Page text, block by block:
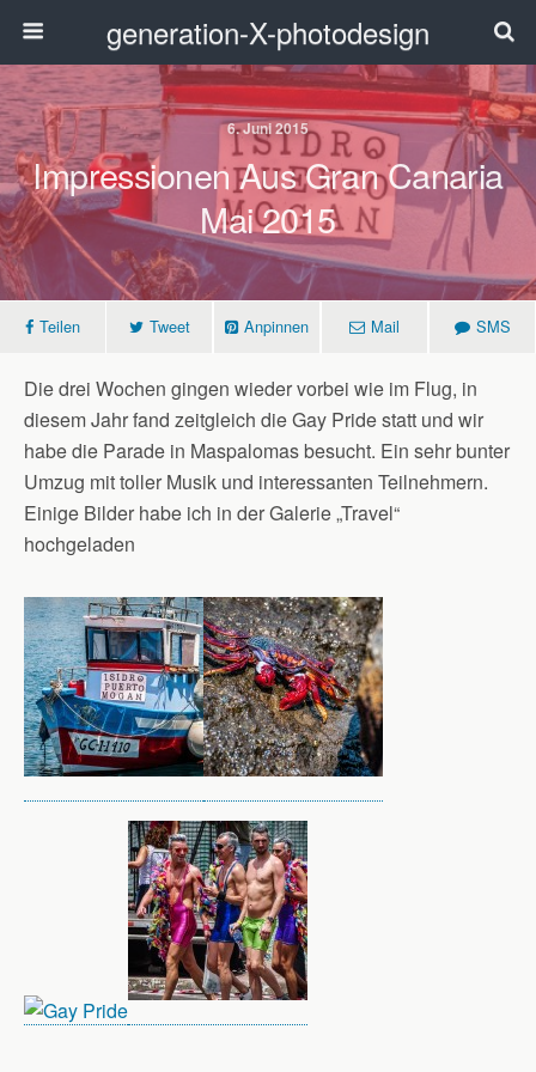
generation-X-photodesign
6. Juni 2015
Impressionen Aus Gran Canaria
Mai 2015
Teilen Tweet Anpinnen Mail SMS
Die drei Wochen gingen wieder vorbei wie im Flug, in
diesem Jahr fand zeitgleich die Gay Pride statt und wir
habe die Parade in Maspalomas besucht. Ein sehr bunter
Umzug mit toller Musik und interessanten Teilnehmern.
Einige Bilder habe ich in der Galerie „Travel“
hochgeladen